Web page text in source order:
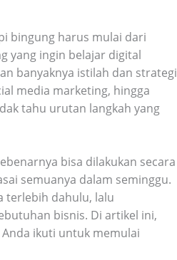
bingung harus mulai dari
yang ingin belajar digital
banyaknya istilah dan strategi
media marketing, hingga
tahu urutan langkah yang
bisa dilakukan secara
semuanya dalam seminggu.
terlebih dahulu, lalu
bisnis. Di artikel ini,
ikuti untuk memulai